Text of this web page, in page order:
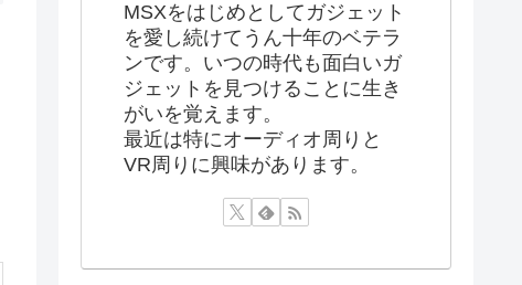
MSXをはじめとしてガジェット
を愛し続けてうん十年のベテラ
ンです。いつの時代も面白いガ
ジェットを見つけることに生き
がいを覚えます。
最近は特にオーディオ周りと
VR周りに興味があります。